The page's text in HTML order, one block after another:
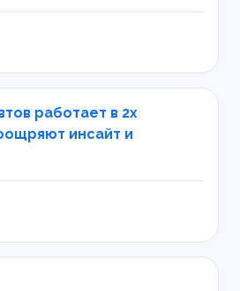
работает в 2х
инсайт и